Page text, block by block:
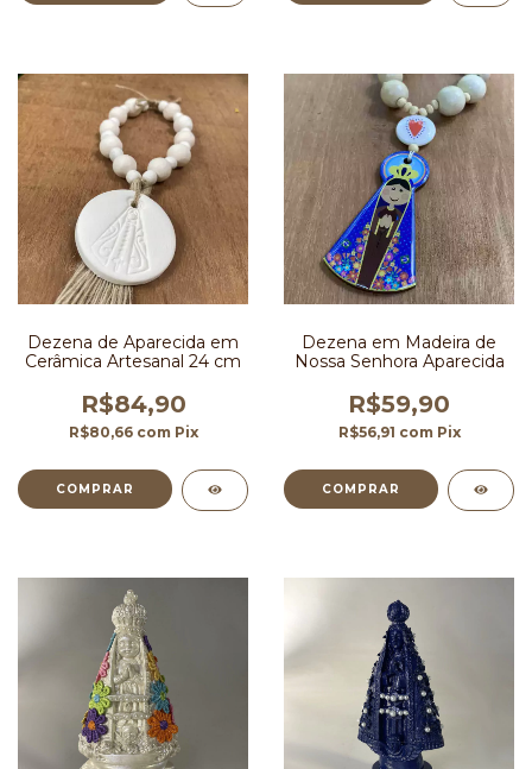
Dezena de Aparecida em
Cerâmica Artesanal 24 cm
R$84,90
R$80,66 com Pix
Dezena em Madeira de
Nossa Senhora Aparecida
R$59,90
R$56,91 com Pix